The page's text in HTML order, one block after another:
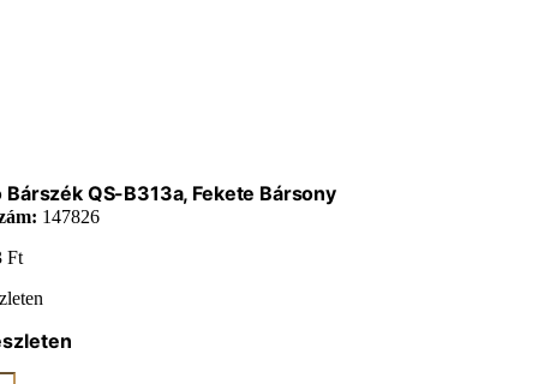
Bárszék QS-B313a, Fekete Bársony
147826
Ft